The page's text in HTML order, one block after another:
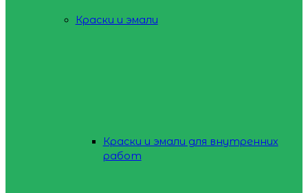
Краски и эмали
Краски и эмали для внутренних
работ